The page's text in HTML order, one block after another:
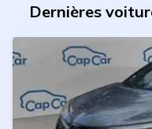
Dernières